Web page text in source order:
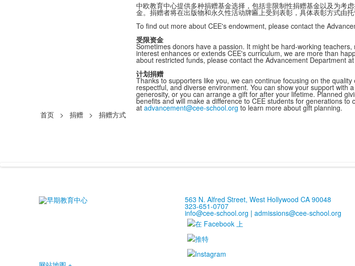
中欧教育中心提供多种捐赠基金选择，包括非限制性捐赠基金以及为考
金。捐赠者将在出版物和永久性活动牌匾上受到表彰，具体表彰方式由
To find out more about CEE's endowment, please contact the
受限资金
Sometimes donors have a passion. It might be hard-working
interest enhances or extends CEE's curriculum, we are more than
about restricted funds, please contact the Advancement Department at
计划捐赠
Thanks to supporters like you, we can continue focusing on the
respectful, and diverse environment. You can show your support with
generosity, or you can arrange a gift for after your lifetime. Planned
benefits and will make a difference to CEE students for generations
at advancement@cee-school.org to learn more about gift planning.
首页 > 捐赠 > 捐赠方式
563 N. Alfred Street, West Hollywood CA 90048
323-651-0707
info@cee-school.org | admissions@cee-school.org